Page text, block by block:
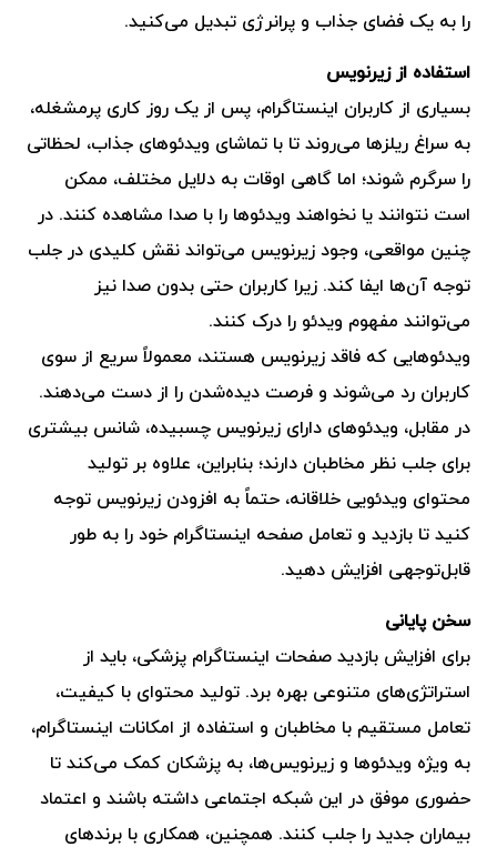
را به یک فضای جذاب و پرانرژی تبدیل می‌کنید.
استفاده از زیرنویس
بسیاری از کاربران اینستاگرام، پس از یک روز کاری پرمشغله،
به سراغ ریلزها می‌روند تا با تماشای ویدئوهای جذاب، لحظاتی
را سرگرم شوند؛ اما گاهی اوقات به دلایل مختلف، ممکن
است نتوانند یا نخواهند ویدئوها را با صدا مشاهده کنند. در
چنین مواقعی، وجود زیرنویس می‌تواند نقش کلیدی در جلب
توجه آن‌ها ایفا کند. زیرا کاربران حتی بدون صدا نیز
می‌توانند مفهوم ویدئو را درک کنند.
ویدئوهایی که فاقد زیرنویس هستند، معمولاً سریع از سوی
کاربران رد می‌شوند و فرصت دیده‌شدن را از دست می‌دهند.
در مقابل، ویدئوهای دارای زیرنویس چسبیده، شانس بیشتری
برای جلب نظر مخاطبان دارند؛ بنابراین، علاوه بر تولید
محتوای ویدئویی خلاقانه، حتماً به افزودن زیرنویس توجه
کنید تا بازدید و تعامل صفحه اینستاگرام خود را به طور
قابل‌توجهی افزایش دهید.
سخن پایانی
برای افزایش بازدید صفحات اینستاگرام پزشکی، باید از
استراتژی‌های متنوعی بهره برد. تولید محتوای با کیفیت،
تعامل مستقیم با مخاطبان و استفاده از امکانات اینستاگرام،
به ویژه ویدئوها و زیرنویس‌ها، به پزشکان کمک می‌کند تا
حضوری موفق در این شبکه اجتماعی داشته باشند و اعتماد
بیماران جدید را جلب کنند. همچنین، همکاری با برندهای